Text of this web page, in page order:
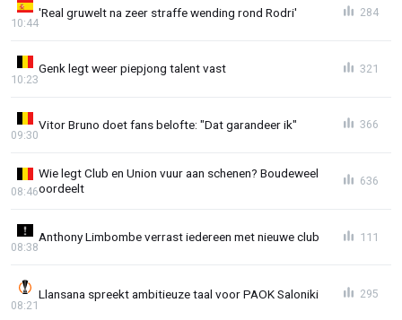
'Real gruwelt na zeer straffe wending rond Rodri'
10:44
284
Genk legt weer piepjong talent vast
10:23
321
Vitor Bruno doet fans belofte: "Dat garandeer ik"
09:30
366
Wie legt Club en Union vuur aan schenen? Boudeweel
oordeelt
08:46
636
Anthony Limbombe verrast iedereen met nieuwe club
08:38
111
Llansana spreekt ambitieuze taal voor PAOK Saloniki
08:21
295